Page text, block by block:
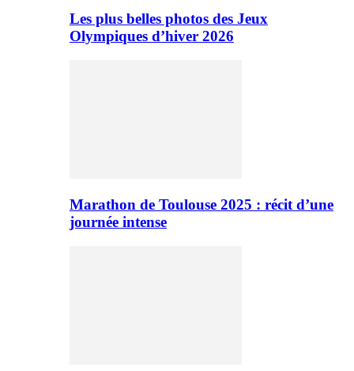
Les plus belles photos des Jeux
Olympiques d’hiver 2026
Marathon de Toulouse 2025 : récit d’une
journée intense